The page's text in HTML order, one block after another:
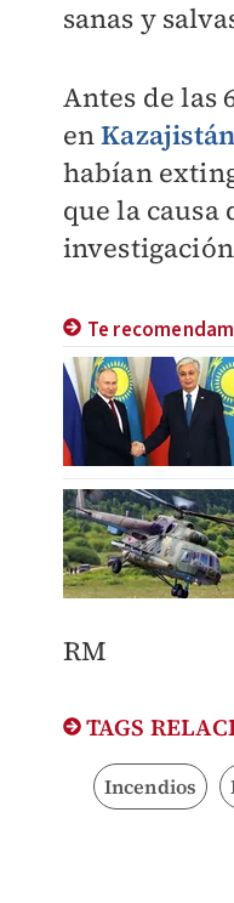
sanas y
Antes de las
enKazajistán
habían
que la causa
Te
RM
TAGS
Incendios